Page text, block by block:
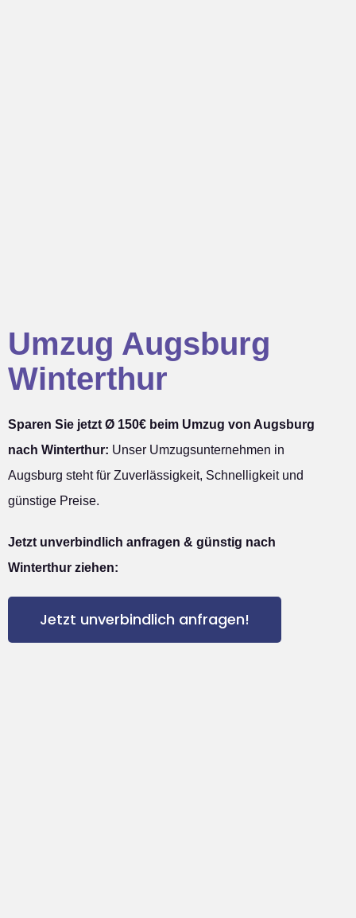
Umzug Augsburg
Winterthur
Sparen Sie jetzt Ø 150€ beim Umzug von Augsburg
nach Winterthur: Unser Umzugsunternehmen in
Augsburg steht für Zuverlässigkeit, Schnelligkeit und
günstige Preise.
Jetzt unverbindlich anfragen & günstig nach
Winterthur ziehen:
Jetzt unverbindlich anfragen!